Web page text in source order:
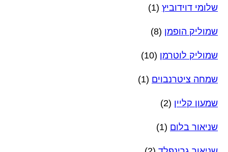
שלומי דוידוביץ (1)
שמוליק הופמן (8)
שמוליק לוטרמן (10)
שמחה ציטרנבוים (1)
שמעון קליין (2)
שניאור בלום (1)